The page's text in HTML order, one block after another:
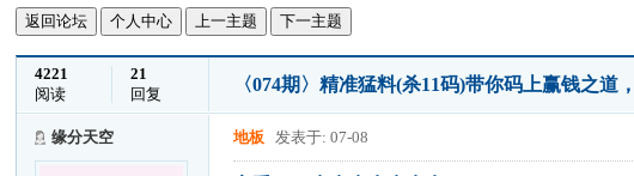
返回论坛 个人中心 上一主题 下一主题
4221
阅读
21
回复
〈074期〉精准猛料(杀11码)带你码上赢钱之道
缘分天空 地板 发表于: 07-08